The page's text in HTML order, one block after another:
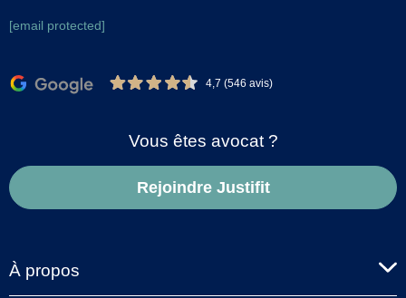
[email protected]
4,7 (546 avis)
Vous êtes avocat ?
Rejoindre Justifit
À propos